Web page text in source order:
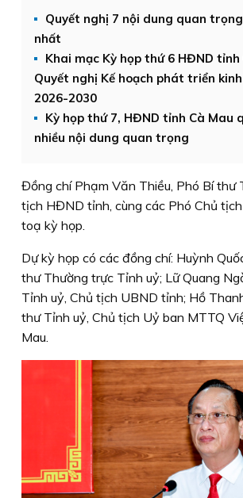
Quyết nghị 7 nội dung quan
nhất
Khai mạc Kỳ họp thứ 6 HĐND tỉnh
Quyết nghị Kế hoạch phát triển
2026-2030
Kỳ họp thứ 7, HĐND tỉnh Cà Mau
nhiều nội dung quan trọng
Đồng chí Phạm Văn Thiều, Phó Bí thư
tịch HĐND tỉnh, cùng các Phó Chủ
toạ kỳ họp.
Dự kỳ họp có các đồng chí: Huỳnh
thư Thường trực Tỉnh uỷ; Lữ Quang
Tỉnh uỷ, Chủ tịch UBND tỉnh; Hồ
thư Tỉnh uỷ, Chủ tịch Uỷ ban MTTQ
Mau.